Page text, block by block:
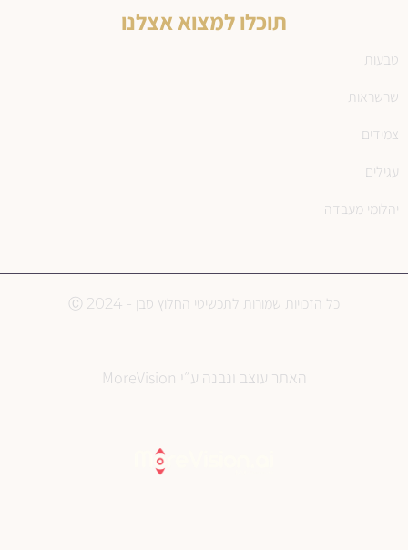
תוכלו למצוא אצלנו
טבעות
שרשראות
צמידים
עגילים
יהלומי מעבדה
כל הזכויות שמורות לתכשיטי החלוץ סבן - Ⓒ 2024
האתר עוצב ונבנה ע״י MoreVision